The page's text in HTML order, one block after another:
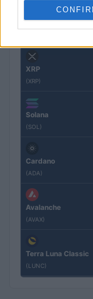
BNB
XRP
(XRP)
Solana
(SOL)
Cardano
(ADA)
Avalanche
(AVAX)
Terra Luna Classic
(LUNC)